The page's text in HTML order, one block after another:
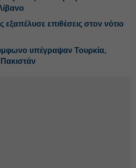
εξαπέλυσε επιθέσεις στον νότιο
υπέγραψαν Τουρκία,